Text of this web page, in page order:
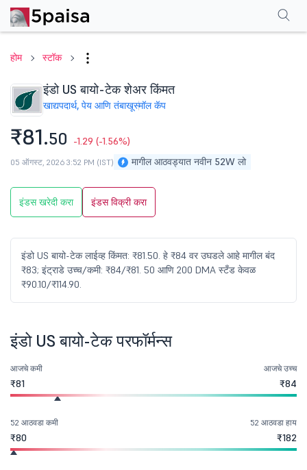
होम स्टॉक
इंडो US बायो-टेक शेअर किंमत
खाद्यपदार्थ, पेय आणि तंबाखूस्मॉल कॅप
₹81.50 -1.29 (-1.56%)
मागील आठवड्यात नवीन 52W लो
05 ऑगस्ट, 2026 3:52 PM (IST)
इंडस खरेदी करा इंडस विक्री करा
इंडो US बायो-टेक लाईव्ह किंमत: ₹81.50. हे ₹84 वर उघडले आहे मागील बंद
₹83; इंट्राडे उच्च/कमी: ₹84/₹81. 50 आणि 200 DMA स्टँड केवळ
₹90.10/₹114.90.
परफॉर्मन्सफायनान्शियल्स एफएक्यू
इंडो US बायो-टेक परफॉर्मन्स
आजचे कमी
₹81
आजचे उच्च
₹84
52 आठवडा कमी
₹80
52 आठवडा हाय
₹182